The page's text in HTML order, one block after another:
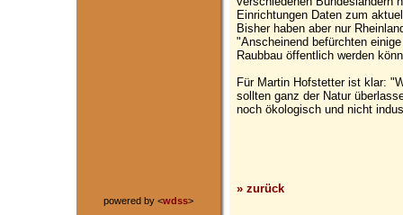
powered by <wdss>
Einrichtungen Daten zum
Bisher haben aber nur
"Anscheinend befürchten
Raubbau öffentlich werden
Für Martin Hofstetter ist klar:
sollten ganz der Natur
noch ökologisch und nicht
» zurück